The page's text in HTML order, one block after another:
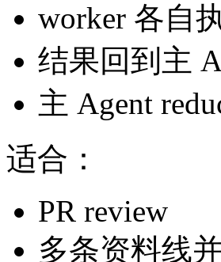
worker 各自
结果回到主
主 Agent
适合：
PR review
多条资料线